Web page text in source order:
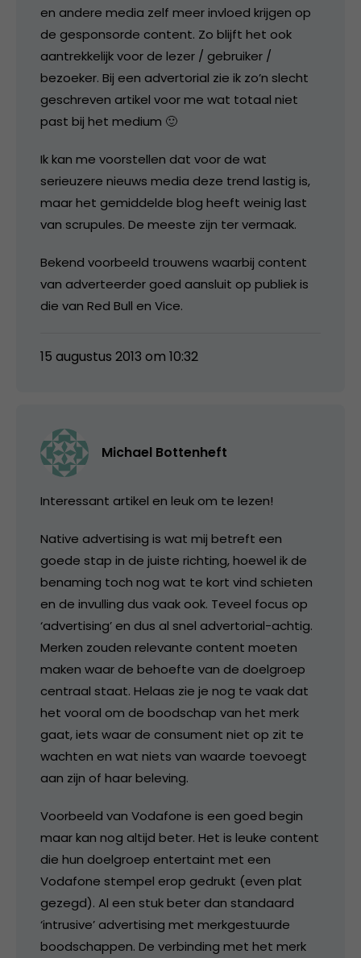
en andere media zelf meer invloed krijgen op
de gesponsorde content. Zo blijft het ook
aantrekkelijk voor de lezer / gebruiker /
bezoeker. Bij een advertorial zie ik zo’n slecht
geschreven artikel voor me wat totaal niet
past bij het medium 🙂
Ik kan me voorstellen dat voor de wat
serieuzere nieuws media deze trend lastig is,
maar het gemiddelde blog heeft weinig last
van scrupules. De meeste zijn ter vermaak.
Bekend voorbeeld trouwens waarbij content
van adverteerder goed aansluit op publiek is
die van Red Bull en Vice.
15 augustus 2013 om 10:32
Michael Bottenheft
Interessant artikel en leuk om te lezen!
Native advertising is wat mij betreft een
goede stap in de juiste richting, hoewel ik de
benaming toch nog wat te kort vind schieten
en de invulling dus vaak ook. Teveel focus op
‘advertising’ en dus al snel advertorial-achtig.
Merken zouden relevante content moeten
maken waar de behoefte van de doelgroep
centraal staat. Helaas zie je nog te vaak dat
het vooral om de boodschap van het merk
gaat, iets waar de consument niet op zit te
wachten en wat niets van waarde toevoegt
aan zijn of haar beleving.
Voorbeeld van Vodafone is een goed begin
maar kan nog altijd beter. Het is leuke content
die hun doelgroep entertaint met een
Vodafone stempel erop gedrukt (even plat
gezegd). Al een stuk beter dan standaard
‘intrusive’ advertising met merkgestuurde
boodschappen. De verbinding met het merk